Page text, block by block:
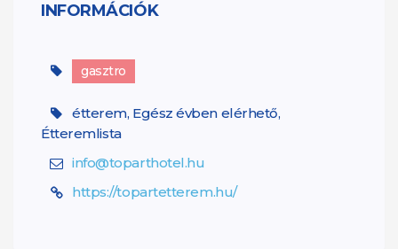
INFORMÁCIÓK
gasztro
étterem, Egész évben elérhető,
Étteremlista
info@toparthotel.hu
https://topartetterem.hu/